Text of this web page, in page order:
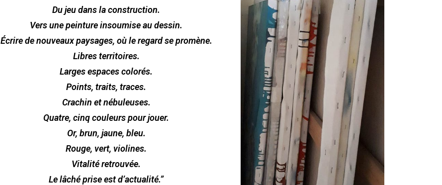
Du jeu dans la construction.
Vers une peinture insoumise au dessin.
Écrire de nouveaux paysages, où le regard se promène.
Libres territoires.
Larges espaces colorés.
Points, traits, traces.
Crachin et nébuleuses.
Quatre, cinq couleurs pour jouer.
Or, brun, jaune, bleu.
Rouge, vert, violines.
Vitalité retrouvée.
Le lâché prise est d’actualité.”